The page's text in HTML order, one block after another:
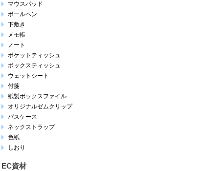
マウスパッド
ボールペン
下敷き
メモ帳
ノート
ポケットティッシュ
ボックスティッシュ
ウェットシート
付箋
紙製ボックスファイル
オリジナルゼムクリップ
パスケース
ネックストラップ
色紙
しおり
EC資材